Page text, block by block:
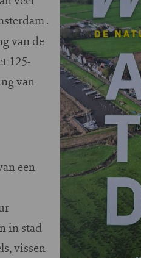
.
van de
125-
van
een
in stad
vissen